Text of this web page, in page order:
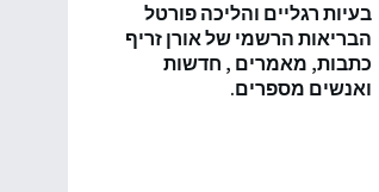
בעיות רגליים והליכה פורטל
הבריאות הרשמי של אורן זריף
כתבות, מאמרים , חדשות
ואנשים מספרים.